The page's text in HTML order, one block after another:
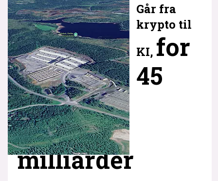
Går fra
krypto til
KI, for
45
milliarder